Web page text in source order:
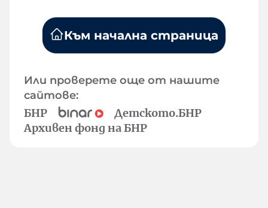
Към начална страница
Или проверете още от нашите
сайтове:
БНР
Детското.БНР
Архивен фонд на БНР